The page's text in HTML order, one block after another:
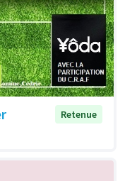
Retenue